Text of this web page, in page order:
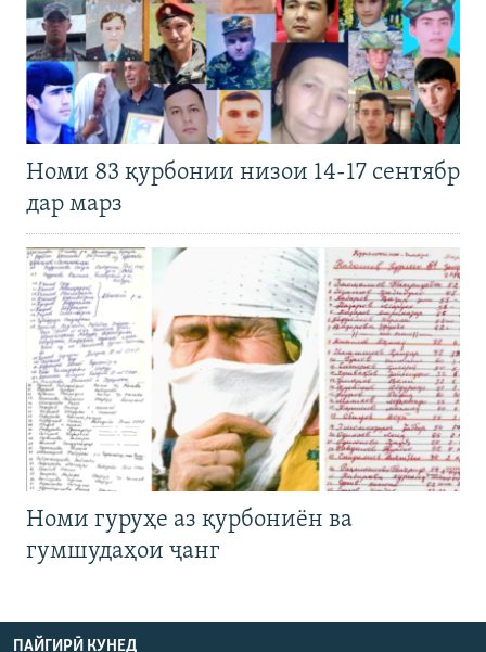
Номи 83 қурбонии низои 14-17 сентябр
дар марз
Номи гуруҳе аз қурбониён ва
гумшудаҳои ҷанг
ПАЙГИРӢ КУНЕД